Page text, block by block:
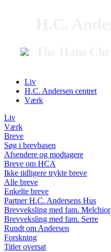
Liv
H.C. Andersen centret
Værk
Liv
Værk
Breve
Søg i brevbasen
Afsendere og modtagere
Breve om HCA
Ikke tidligere trykte breve
Alle breve
Enkelte breve
Partner H.C. Andersens Hus
Brevveksling med fam. Melchior
Brevveksling med fam. Serre
Rundt om Andersen
Forskning
Titler oversat